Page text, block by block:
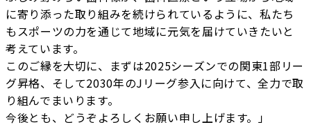
に寄り添った取り組みを続けられているように、私たち
もスポーツの力を通じて地域に元気を届けていきたいと
考えています。
このご縁を大切に、まずは2025シーズンでの関東1部リー
グ昇格、そして2030年のJリーグ参入に向けて、全力で取
り組んでまいります。
今後とも、どうぞよろしくお願い申し上げます。」